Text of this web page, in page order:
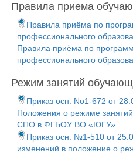
Правила приема
Правила приёма по
профессионального
Правила приёма по
профессионального
Режим занятий
Приказ осн. No1-672 от
Положения о режиме
СПО в ФГБОУ ВО «ЮГУ»
Приказ осн. №1-510 от
изменений в положение о